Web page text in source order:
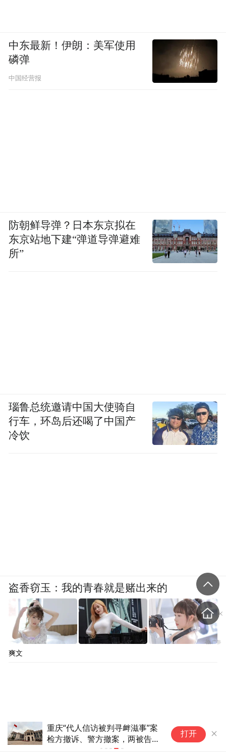
重庆“代人信访被判寻衅滋事”案
检方撤诉、警方撤案，两被告人
打开
中东最新！伊朗：美军使用
磷弹
中国经营报
防朝鲜导弹？日本东京拟在
东京站地下建“弹道导弹避难
所”
瑙鲁总统邀请中国大使骑自
行车，环岛后还喝了中国产
冷饮
盗香窃玉：我的青春就是赌出来的
爽文